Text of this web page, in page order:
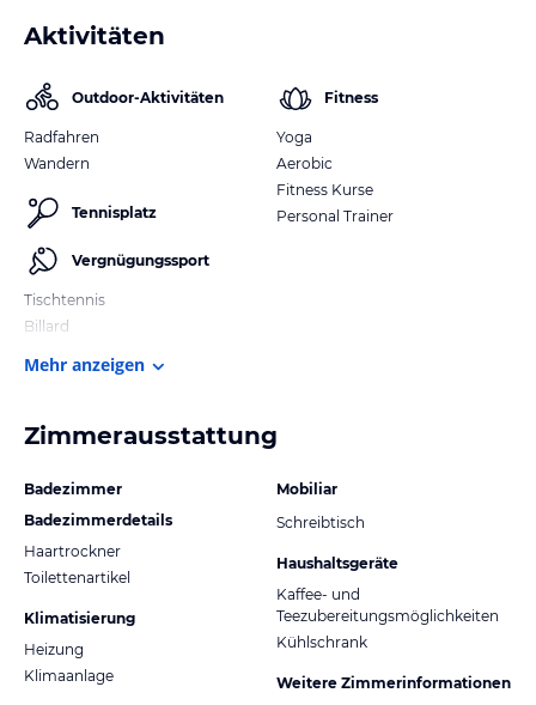
Aktivitäten
Outdoor-Aktivitäten
Radfahren
Wandern
Tennisplatz
Vergnügungssport
Tischtennis
Billard
Fitness
Yoga
Aerobic
Fitness Kurse
Personal Trainer
Mehr anzeigen
Zimmerausstattung
Badezimmer
Badezimmerdetails
Haartrockner
Toilettenartikel
Klimatisierung
Heizung
Klimaanlage
Mobiliar
Schreibtisch
Haushaltsgeräte
Kaffee- und
Teezubereitungsmöglichkeiten
Kühlschrank
Weitere Zimmerinformationen